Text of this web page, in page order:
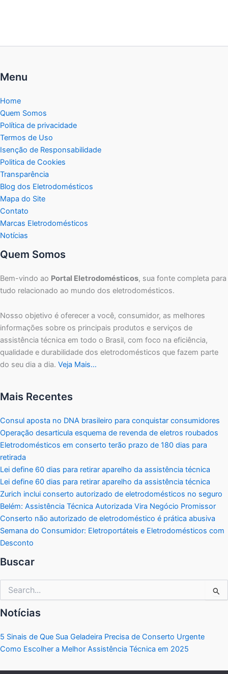
Menu
Home
Quem Somos
Política de privacidade
Termos de Uso
Isenção de Responsabilidade
Politica de Cookies
Transparência
Blog dos Eletrodomésticos
Mapa do Site
Contato
Marcas Eletrodomésticos
Notícias
Quem Somos
Bem-vindo ao Portal Eletrodomésticos, sua fonte completa para
tudo relacionado ao mundo dos eletrodomésticos.
Nosso objetivo é oferecer a você, consumidor, as melhores
informações sobre os principais produtos e serviços de
assistência técnica em todo o Brasil, com foco na eficiência,
qualidade e durabilidade dos eletrodomésticos que fazem parte
do seu dia a dia. Veja Mais…
Mais Recentes
Consul aposta no DNA brasileiro para conquistar consumidores
Operação desarticula esquema de revenda de eletros roubados
Eletrodomésticos em conserto terão prazo de 180 dias para
retirada
Lei define 60 dias para retirar aparelho da assistência técnica
Lei define 60 dias para retirar aparelho da assistência técnica
Zurich inclui conserto autorizado de eletrodomésticos no seguro
Belém: Assistência Técnica Autorizada Vira Negócio Promissor
Conserto não autorizado de eletrodoméstico é prática abusiva
Semana do Consumidor: Eletroportáteis e Eletrodomésticos com
Desconto
Buscar
por:
Notícias
5 Sinais de Que Sua Geladeira Precisa de Conserto Urgente
Como Escolher a Melhor Assistência Técnica em 2025